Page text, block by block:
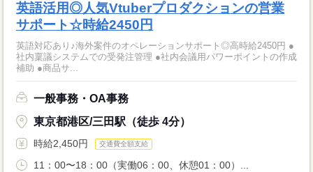
英語活用◎人気Vtuberプロダクションの営業
サポート☆時給2450円
英語対応あり♪海外案件のオペレーションサポート◎高時給2450円 ●
社内稟議システムでの受発注管理 ●社内会議用パワーポイントの作成
補助 ●商品サ...
一般事務・OA事務
東京都港区/三田駅（徒歩 4分）
時給2,450円 交通費全額支給
11：00〜18：00（実働06：00、休憩01：00）...